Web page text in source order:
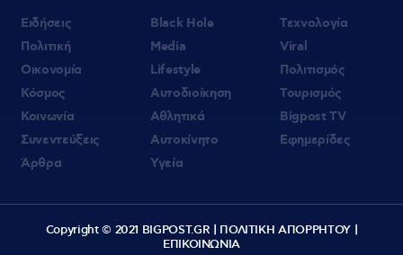
Ειδήσεις
Πολιτική
Οικονομία
Κόσμος
Κοινωνία
Συνεντεύξεις
Άρθρα
Black Hole
Media
Lifestyle
Αυτοδιοίκηση
Αθλητικά
Αυτοκίνητο
Υγεία
Τεχνολογία
Viral
Πολιτισμός
Τουρισμός
Bigpost TV
Εφημερίδες
Copyright © 2021 BIGPOST.GR | ΠΟΛΙΤΙΚΗ ΑΠΟΡΡΗΤΟΥ|
ΕΠΙΚΟΙΝΩΝΙΑ